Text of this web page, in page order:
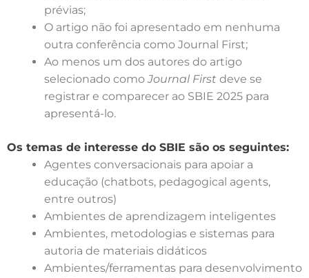
prévias;
O artigo não foi apresentado em nenhuma
outra conferência como Journal First;
Ao menos um dos autores do artigo
selecionado comoJournal First deve se
registrar e comparecer ao SBIE 2025 para
apresentá-lo.
Os temas de interesse do SBIE são os seguintes:
Agentes conversacionais para apoiar a
educação (chatbots, pedagogical agents,
entre outros)
Ambientes de aprendizagem inteligentes
Ambientes, metodologias e sistemas para
autoria de materiais didáticos
Ambientes/ferramentas para desenvolvimento